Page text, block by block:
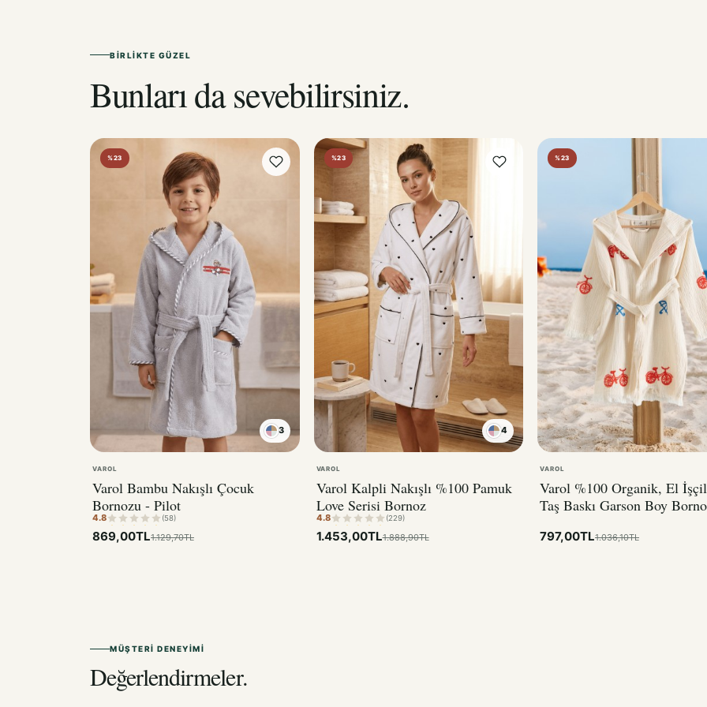
BIRLIKTE GÜZEL
Bunları da sevebilirsiniz.
%23
3
VAROL
Varol Bambu Nakışlı Çocuk
Bornozu - Pilot
4.8 (58)
869,00TL1.129,70TL
%23
4
VAROL
Varol Kalpli Nakışlı %100 Pamuk
Love Serisi Bornoz
4.8 (229)
1.453,00TL1.888,90TL
%23
VAROL
Varol %100 Organik, El
Taş Baskı Garson Boy
797,00TL1.036,10TL
MÜŞTERI DENEYIMI
Değerlendirmeler.